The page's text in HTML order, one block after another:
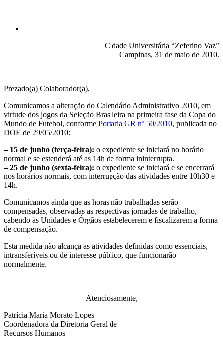
Cidade Universitária “Zeferino Vaz”
Campinas, 31 de maio de 2010.
Prezado(a) Colaborador(a),
Comunicamos a alteração do Calendário Administrativo 2010, em
virtude dos jogos da Seleção Brasileira na primeira fase da Copa do
Mundo de Futebol, conforme Portaria GR nº 50/2010, publicada no
DOE de 29/05/2010:
– 15 de junho (terça-feira): o expediente se iniciará no horário
normal e se estenderá até as 14h de forma ininterrupta.
– 25 de junho (sexta-feira): o expediente se iniciará e se encerrará
nos horários normais, com interrupção das atividades entre 10h30 e
14h.
Comunicamos ainda que as horas não trabalhadas serão
compensadas, observadas as respectivas jornadas de trabalho,
cabendo às Unidades e Órgãos estabelecerem e fiscalizarem a forma
de compensação.
Esta medida não alcança as atividades definidas como essenciais,
intransferíveis ou de interesse público, que funcionarão
normalmente.
Atenciosamente,
Patrícia Maria Morato Lopes
Coordenadora da Diretoria Geral de
Recursos Humanos